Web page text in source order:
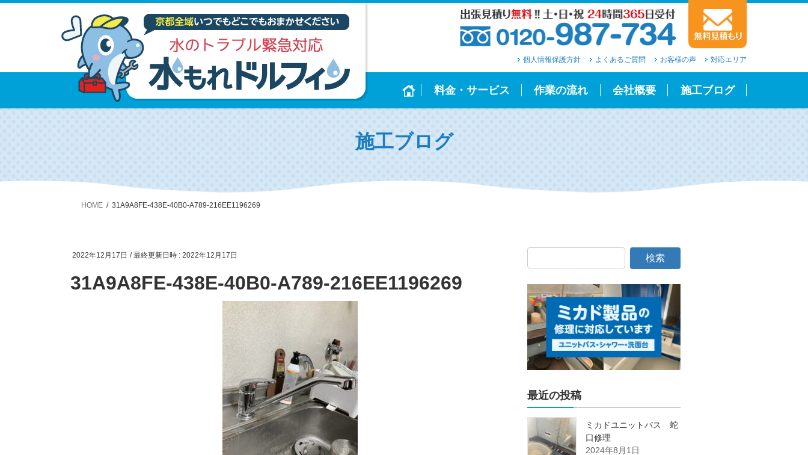
個人情報保護方針 よくあるご質問 お客様の声 対応エリア
料金・サービス 作業の流れ 会社概要 施工ブログ
施工ブログ
HOME 31A9A8FE-438E-40B0-A789-216EE1196269
2022年12月17日 / 最終更新日時 : 2022年12月17日
31A9A8FE-438E-40B0-A789-216EE1196269
最近の投稿
ミカドユニットバス 蛇
口修理
2024年8月1日